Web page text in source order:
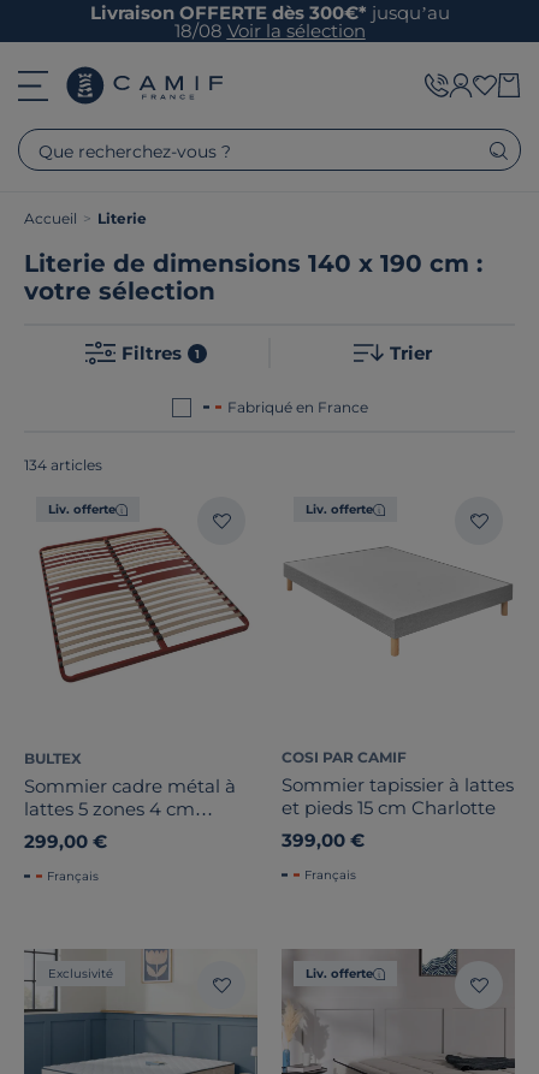
Livraison OFFERTE dès 300€* jusqu’au
18/08 Voir la sélection
Que recherchez-vous ?
Accueil > Literie
Literie de dimensions 140 x 190 cm :
votre sélection
Filtres 1 Trier
Fabriqué en France
134 articles
Liv. offerte
BULTEX
Sommier cadre métal à
lattes 5 zones 4 cm
Morpho
299,00 €
Français
Liv. offerte
COSI PAR CAMIF
Sommier tapissier à lattes
et pieds 15 cm Charlotte
399,00 €
Français
Exclusivité Liv. offerte